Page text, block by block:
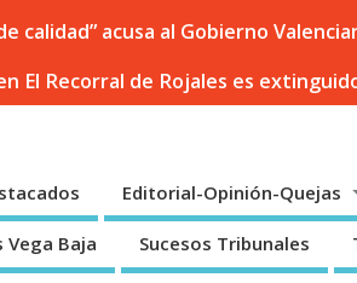
calidad” acusa al Gobierno
El Recorral de Rojales es
Editorial-Opinión-Quejas
Vega Baja Sucesos Tribunales